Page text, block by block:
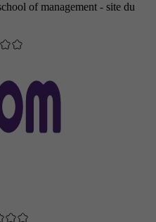
of management - site du